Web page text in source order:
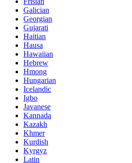
Galician
Georgian
Gujarati
Haitian
Hausa
Hawaiian
Hebrew
Hmong
Hungarian
Icelandic
Igbo
Javanese
Kannada
Kazakh
Khmer
Kurdish
Kyrgyz
Latin